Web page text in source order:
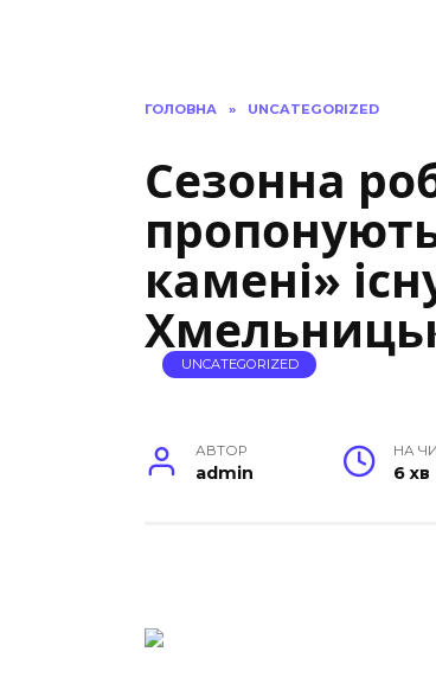
ГОЛОВНА » UNCATEGORIZED
Сезонна
пропонують
камені»
UNCATEGORIZED
АВТОР
admin
НА
6 хв